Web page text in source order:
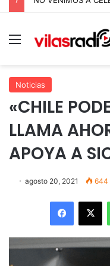
Menú
Noticias
«CHILE
LLAMA
APOYA A
agosto 20, 2021 644
Facebook
X